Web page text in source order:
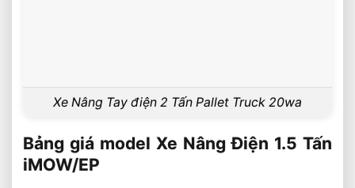
Xe Nâng Tay điện 2 Tấn Pallet Truck 20wa
Bảng giá model Xe Nâng Điện 1.5 Tấn
iMOW/EP